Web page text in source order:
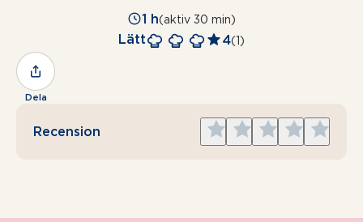
1 h(aktiv 30 min)
Lätt 4(1)
Dela
Recension
Give
5
Give
4
Give
3
Give
2
Give
1